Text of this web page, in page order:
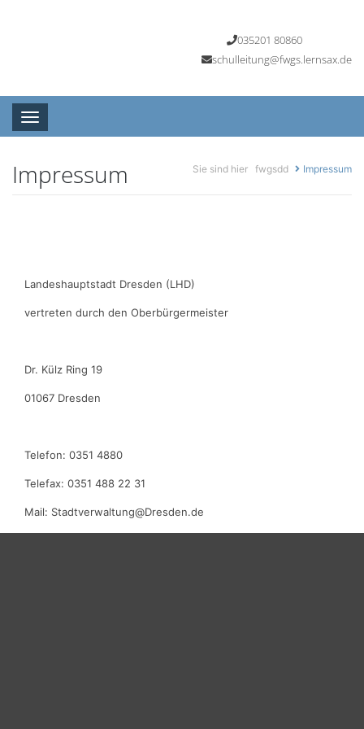
035201 80860
schulleitung@fwgs.lernsax.de
Toggle navigation
Impressum Sie sind hier fwgsdd Impressum
Landeshauptstadt Dresden (LHD)
vertreten durch den Oberbürgermeister
Dr. Külz Ring 19
01067 Dresden
Telefon: 0351 4880
Telefax: 0351 488 22 31
Mail: Stadtverwaltung@Dresden.de